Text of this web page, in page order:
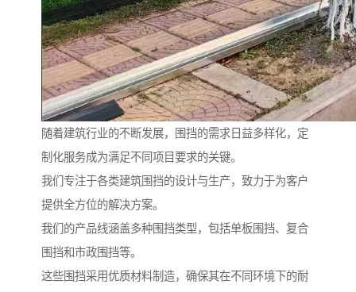
随着建筑行业的不断发展，围挡的需求日益多样化，定
制化服务成为满足不同项目要求的关键。
我们专注于各类建筑围挡的设计与生产，致力于为客户
提供全方位的解决方案。
我们的产品线涵盖多种围挡类型，包括单板围挡、复合
围挡和市政围挡等。
这些围挡采用优质材料制造，确保其在不同环境下的耐